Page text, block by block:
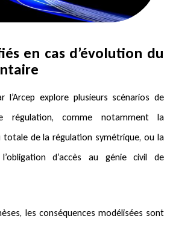
en cas d’évolution du
l’Arcep explore plusieurs scénarios de
régulation, comme notamment la
totale de la régulation symétrique, ou la
d’accès au génie civil de
les conséquences modélisées sont